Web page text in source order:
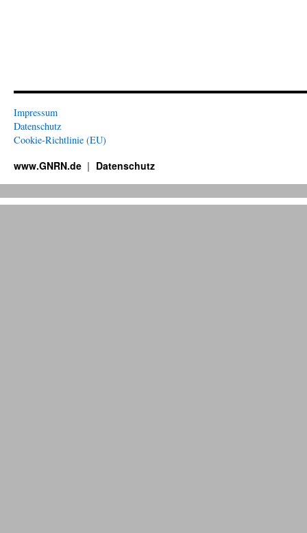
Impressum
Datenschutz
Cookie-Richtlinie (EU)
www.GNRN.de Datenschutz